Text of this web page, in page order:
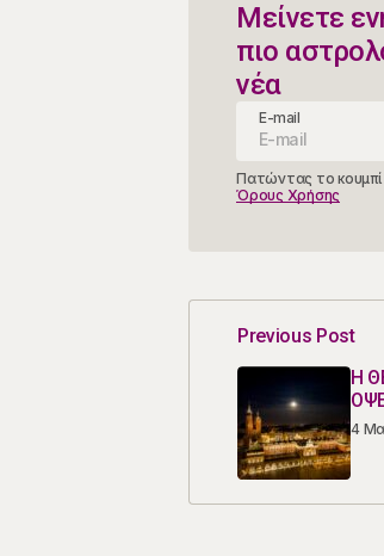
Μείνετε
πιο
νέα
E-mail
Πατώντας το κουμπί
Όρους Χρήσης
Previous Post
Η
4